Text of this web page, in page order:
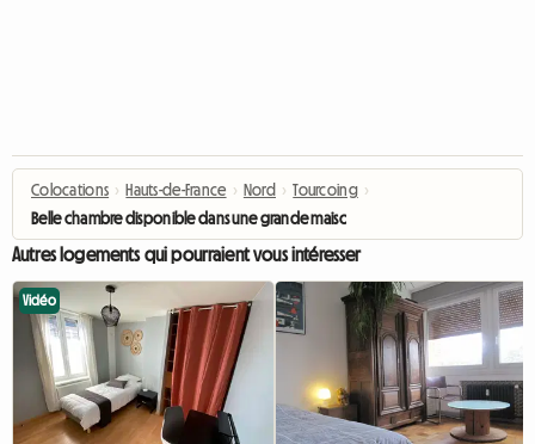
Colocations › Hauts-de-France › Nord › Tourcoing ›
Belle chambre disponible dans une grande maison de 120 m² (ch3)
Autres logements qui pourraient vous intéresser
Vidéo